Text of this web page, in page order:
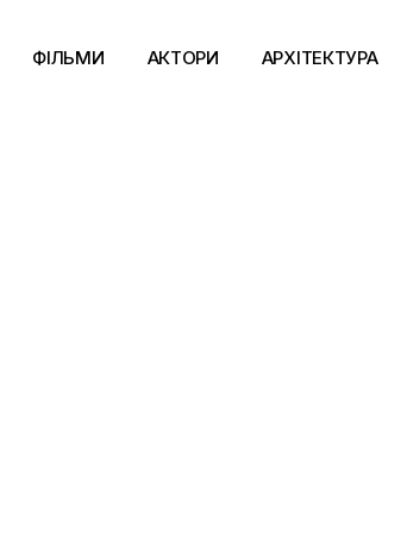
ФІЛЬМИ АКТОРИ АРХІТЕКТУРА